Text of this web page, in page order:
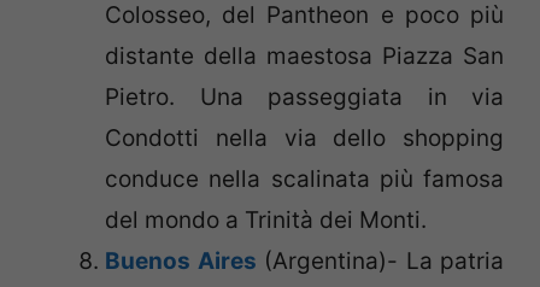
Colosseo, del Pantheon e poco più
distante della maestosa Piazza San
Pietro. Una passeggiata in via
Condotti nella via dello shopping
conduce nella scalinata più famosa
del mondo a Trinità dei Monti.
Buenos Aires (Argentina)- La patria